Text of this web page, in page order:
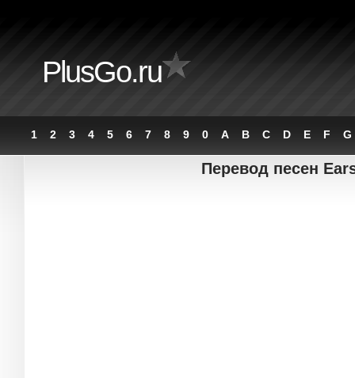
PlusGo.ru
1 2 3 4 5 6 7 8 9 0 A B C D E F G
Перевод песен